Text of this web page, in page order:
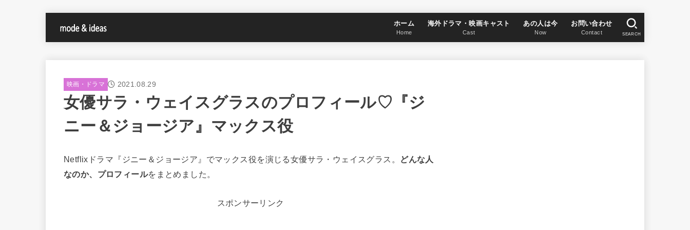
ホーム
Home
海外ドラマ・映画キャスト
Cast
あの人は今
Now
お問い合わせ
Contact SEARCH
映画・ドラマ 2021.08.29
女優サラ・ウェイスグラスのプロフィール♡『ジ
ニー＆ジョージア』マックス役
Netflixドラマ『ジニー＆ジョージア』でマックス役を演じる女優サラ・ウェイスグラス。
どんな人
なのか、プロフィールをまとめました。
スポンサーリンク